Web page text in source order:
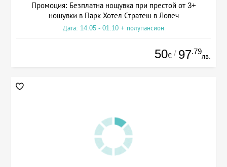
Промоция: Безплатна нощувка при престой от 3+
нощувки в Парк Хотел Стратеш в Ловеч
Дата: 14.05 - 01.10 + полупансион
50€ / 97.79
лв.